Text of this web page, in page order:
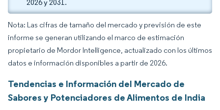
2026 y 2031.
Nota: Las cifras de tamaño del mercado y previsión de este
informe se generan utilizando el marco de estimación
propietario de Mordor Intelligence, actualizado con los últimos
datos e información disponibles a partir de 2026.
Tendencias e Información del Mercado de
Sabores y Potenciadores de Alimentos de India